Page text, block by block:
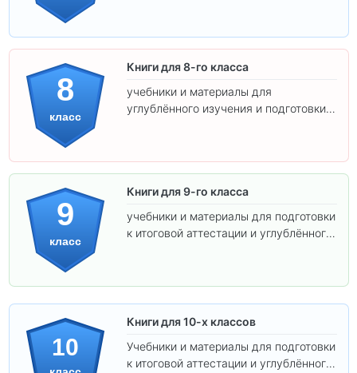
8
класс
Книги для 8-го класса
учебники и материалы для
углублённого изучения и подготовки к
9
класс
Книги для 9-го класса
учебники и материалы для подготовки
к итоговой аттестации и углублённого
10
Книги для 10-х классов
Учебники и материалы для подготовки
к итоговой аттестации и углублённого